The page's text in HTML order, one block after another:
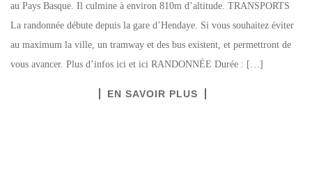
au Pays Basque. Il culmine à environ 810m d’altitude. TRANSPORTS
La randonnée débute depuis la gare d’Hendaye. Si vous souhaitez éviter
au maximum la ville, un tramway et des bus existent, et permettront de
vous avancer. Plus d’infos ici et ici RANDONNÉE Durée : […]
EN SAVOIR PLUS